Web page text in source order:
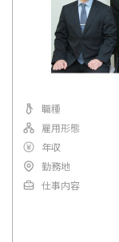
職種
雇用形態
年収
勤務地
仕事内容